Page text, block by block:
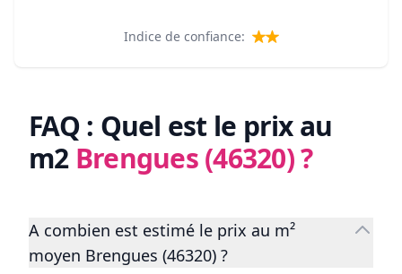
Indice de confiance:
FAQ : Quel est le prix au
m2 Brengues (46320)?
A combien est estimé le prix au m²
moyen Brengues (46320) ?